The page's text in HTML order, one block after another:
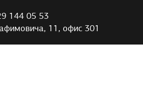
144 05 53
11, офис 301